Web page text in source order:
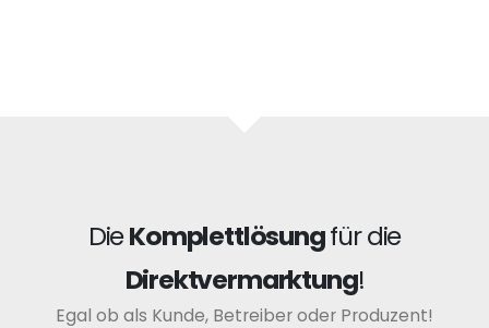
DieKomplettlösungfür die
Direktvermarktung!
Egal ob als Kunde, Betreiber oder Produzent!